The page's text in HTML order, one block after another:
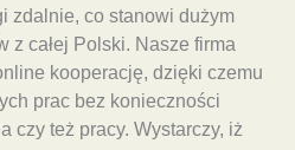
zdalnie, co stanowi dużym
z całej Polski. Nasze firma
kooperację, dzięki czemu
prac bez konieczności
czy też pracy. Wystarczy, iż